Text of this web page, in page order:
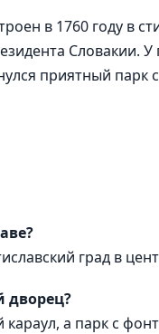
в 1760 году в
Словакии. У
приятный
град в
дворец?
караул, а парк с